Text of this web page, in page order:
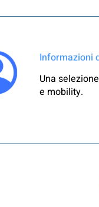
Informazioni
Una
e mobility.